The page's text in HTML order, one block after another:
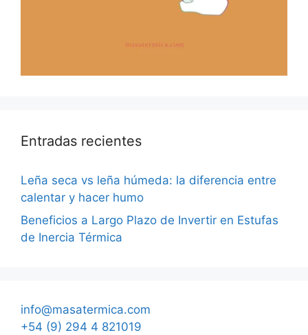
Entradas recientes
Leña seca vs leña húmeda: la diferencia entre
calentar y hacer humo
Beneficios a Largo Plazo de Invertir en Estufas
de Inercia Térmica
info@masatermica.com
+54 (9) 294 4 821019